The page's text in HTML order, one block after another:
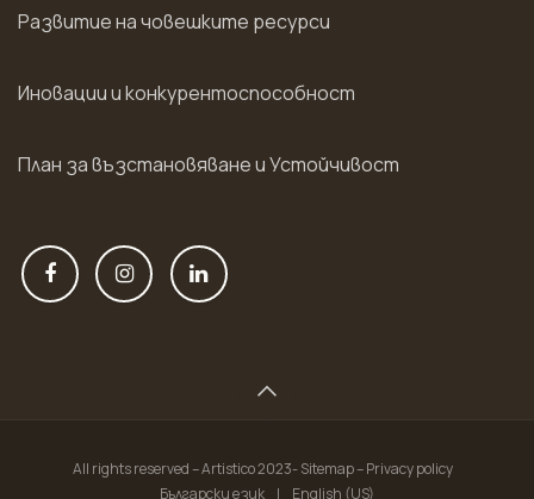
Развитие на човешките ресурси
Иновации и конкурентоспособност
План за възстановяване и Устойчивост
All rights reserved – Artistico 2023- Sitemap – Privacy policy
Български език
| English (US)